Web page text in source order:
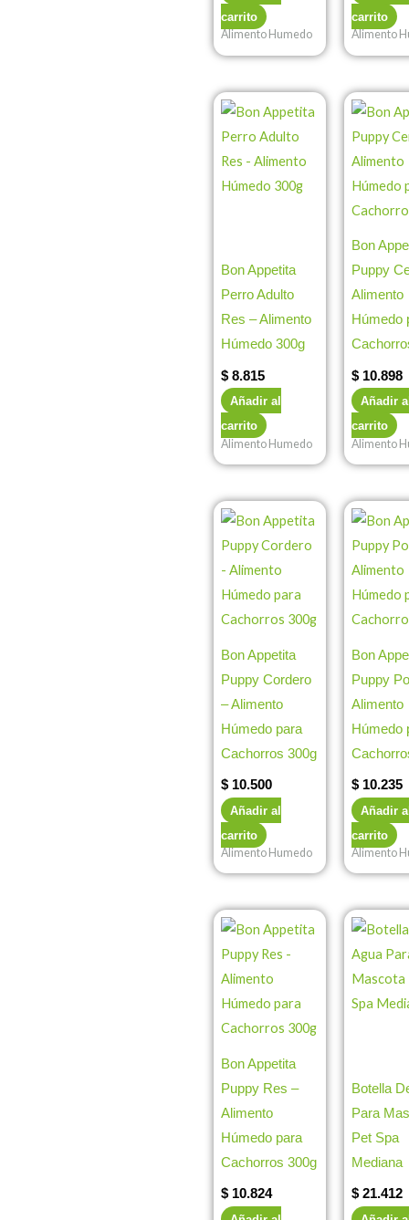
carrito
Alimento Humedo
carrito
Alimento
Bon Appetita
Perro Adulto
Res – Alimento
Húmedo 300g
$ 8.815
Añadir al
carrito
Alimento Humedo
Bon
Puppy
Alimento
Húmedo
$ 10.898
Añadir
carrito
Alimento
Bon Appetita
Puppy Cordero
– Alimento
Húmedo para
Cachorros 300g
$ 10.500
Añadir al
carrito
Alimento Humedo
Bon
Puppy
Alimento
Húmedo
$ 10.235
Añadir
carrito
Alimento
Bon Appetita
Puppy Res –
Alimento
Húmedo para
Cachorros 300g
$ 10.824
Botella
Para
Pet Spa
Mediana
$ 21.412